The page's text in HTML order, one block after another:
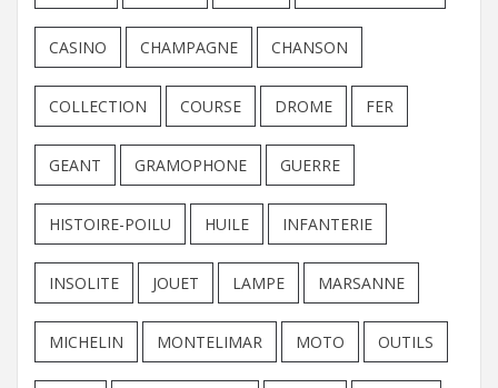
CASINO CHAMPAGNE CHANSON
COLLECTION COURSE DROME FER
GEANT GRAMOPHONE GUERRE
HISTOIRE-POILU HUILE INFANTERIE
INSOLITE JOUET LAMPE MARSANNE
MICHELIN MONTELIMAR MOTO OUTILS